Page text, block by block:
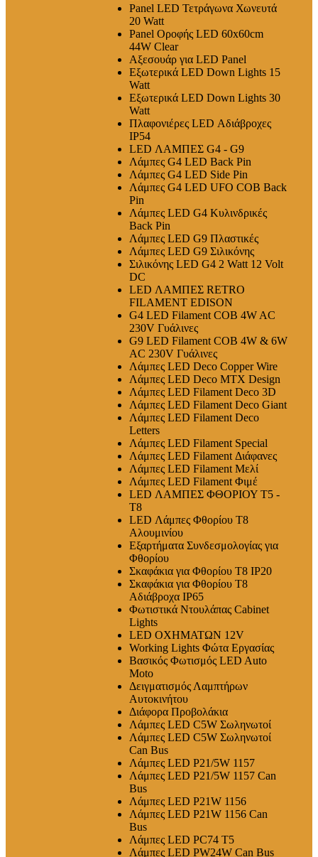
Panel LED Τετράγωνα Χωνευτά
20 Watt
Panel Οροφής LED 60x60cm
44W Clear
Αξεσουάρ για LED Panel
Εξωτερικά LED Down Lights 15
Watt
Εξωτερικά LED Down Lights 30
Watt
Πλαφονιέρες LED Αδιάβροχες
IP54
LED ΛΑΜΠΕΣ G4 - G9
Λάμπες G4 LED Back Pin
Λάμπες G4 LED Side Pin
Λάμπες G4 LED UFO COB Back
Pin
Λάμπες LED G4 Κυλινδρικές
Back Pin
Λάμπες LED G9 Πλαστικές
Λάμπες LED G9 Σιλικόνης
Σιλικόνης LED G4 2 Watt 12 Volt
DC
LED ΛΑΜΠΕΣ RETRO
FILAMENT EDISON
G4 LED Filament COB 4W AC
230V Γυάλινες
G9 LED Filament COB 4W & 6W
AC 230V Γυάλινες
Λάμπες LED Deco Copper Wire
Λάμπες LED Deco MTX Design
Λάμπες LED Filament Deco 3D
Λάμπες LED Filament Deco Giant
Λάμπες LED Filament Deco
Letters
Λάμπες LED Filament Special
Λάμπες LED Filament Διάφανες
Λάμπες LED Filament Μελί
Λάμπες LED Filament Φιμέ
LED ΛΑΜΠΕΣ ΦΘΟΡΙΟΥ T5 -
T8
LED Λάμπες Φθορίου T8
Αλουμινίου
Εξαρτήματα Συνδεσμολογίας για
Φθορίου
Σκαφάκια για Φθορίου T8 IP20
Σκαφάκια για Φθορίου T8
Αδιάβροχα IP65
Φωτιστικά Ντουλάπας Cabinet
Lights
LED ΟΧΗΜΑΤΩΝ 12V
Working Lights Φώτα Εργασίας
Βασικός Φωτισμός LED Auto
Moto
Δειγματισμός Λαμπτήρων
Αυτοκινήτου
Διάφορα Προβολάκια
Λάμπες LED C5W Σωληνωτοί
Λάμπες LED C5W Σωληνωτοί
Can Bus
Λάμπες LED P21/5W 1157
Λάμπες LED P21/5W 1157 Can
Bus
Λάμπες LED P21W 1156
Λάμπες LED P21W 1156 Can
Bus
Λάμπες LED PC74 T5
Λάμπες LED PW24W Can Bus